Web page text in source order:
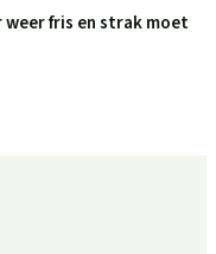
weer fris en strak moet